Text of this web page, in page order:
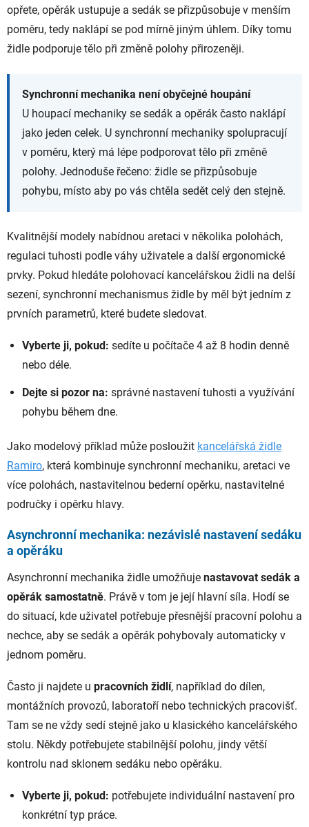
opřete, opěrák ustupuje a sedák se přizpůsobuje v menším
poměru, tedy naklápí se pod mírně jiným úhlem. Díky tomu
židle podporuje tělo při změně polohy přirozeněji.
Synchronní mechanika není obyčejné houpání
U houpací mechaniky se sedák a opěrák často naklápí
jako jeden celek. U synchronní mechaniky spolupracují
v poměru, který má lépe podporovat tělo při změně
polohy. Jednoduše řečeno: židle se přizpůsobuje
pohybu, místo aby po vás chtěla sedět celý den stejně.
Kvalitnější modely nabídnou aretaci v několika polohách,
regulaci tuhosti podle váhy uživatele a další ergonomické
prvky. Pokud hledáte polohovací kancelářskou židli na delší
sezení, synchronní mechanismus židle by měl být jedním z
prvních parametrů, které budete sledovat.
Vyberte ji, pokud: sedíte u počítače 4 až 8 hodin denně
nebo déle.
Dejte si pozor na: správné nastavení tuhosti a využívání
pohybu během dne.
Jako modelový příklad může posloužit kancelářská židle
Ramiro, která kombinuje synchronní mechaniku, aretaci ve
více polohách, nastavitelnou bederní opěrku, nastavitelné
područky i opěrku hlavy.
Asynchronní mechanika: nezávislé nastavení sedáku
a opěráku
Asynchronní mechanika židle umožňuje nastavovat sedák a
opěrák samostatně. Právě v tom je její hlavní síla. Hodí se
do situací, kde uživatel potřebuje přesnější pracovní polohu a
nechce, aby se sedák a opěrák pohybovaly automaticky v
jednom poměru.
Často ji najdete u pracovních židlí, například do dílen,
montážních provozů, laboratoří nebo technických pracovišť.
Tam se ne vždy sedí stejně jako u klasického kancelářského
stolu. Někdy potřebujete stabilnější polohu, jindy větší
kontrolu nad sklonem sedáku nebo opěráku.
Vyberte ji, pokud: potřebujete individuální nastavení pro
konkrétní typ práce.